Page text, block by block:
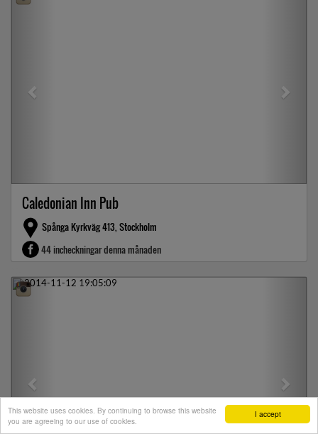
I accept
This website uses cookies. By continuing to browse this website
you are agreeing to our use of cookies.
Caledonian Inn Pub
Spånga Kyrkväg 413, Stockholm
44 incheckningar denna månaden
Previous